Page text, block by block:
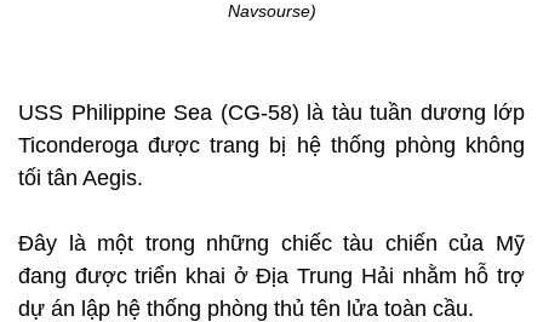
Navsourse)
USS Philippine Sea (CG-58) là tàu tuần dương lớp
Ticonderoga được trang bị hệ thống phòng không
tối tân Aegis.
Đây là một trong những chiếc tàu chiến của Mỹ
đang được triển khai ở Địa Trung Hải nhằm hỗ trợ
dự án lập hệ thống phòng thủ tên lửa toàn cầu.